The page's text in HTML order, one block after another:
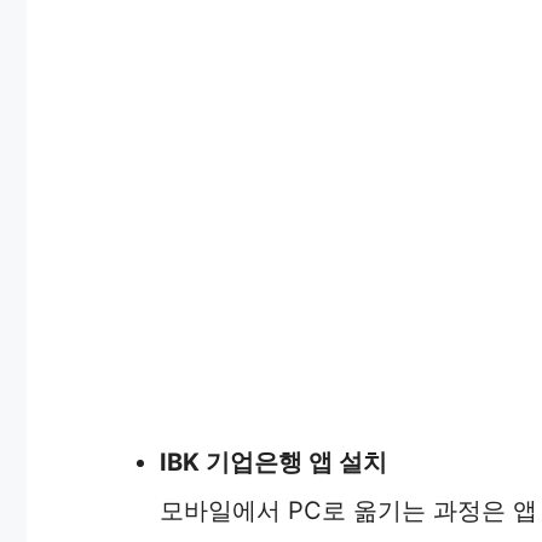
IBK 기업은행 앱 설치
모바일에서 PC로 옮기는 과정은